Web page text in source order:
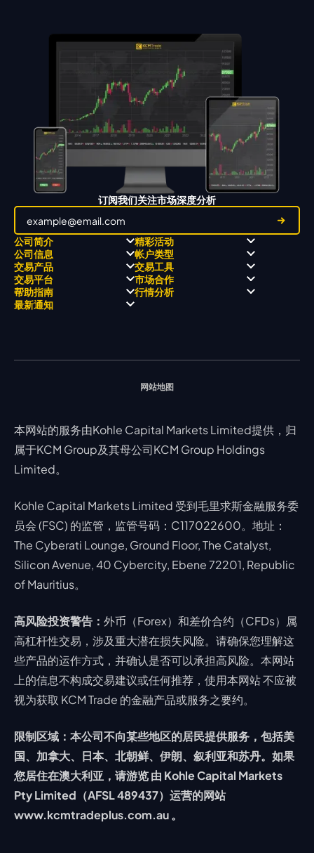
订阅我们关注市场深度分析
公司简介
关于
关于 KCM Group
三大优势
奖项和成就
精彩活动
职业高尔夫 x 飘移队
全球高尔夫锦标赛
公司信息
经营理念
公开信息与风险披露
公司新闻
视频库
帐户类型
ECN 账户
STP 账户
账户比较
交易产品
Forex
贵金属
能源
交易工具
交易平台
MetaTrader 4
MetaTrader 5
市场合作
帮助指南 行情分析
最新通知
网站地图
本网站的服务由Kohle Capital Markets Limited提供，归
属于KCM Group及其母公司KCM Group Holdings
Limited。
Kohle Capital Markets Limited 受到毛里求斯金融服务委
员会 (FSC) 的监管，监管号码：C117022600。地址：
The Cyberati Lounge, Ground Floor, The Catalyst,
Silicon Avenue, 40 Cybercity, Ebene 72201, Republic
of Mauritius。
高风险投资警告： 外币（Forex）和差价合约（CFDs）属
高杠杆性交易，涉及重大潜在损失风险。请确保您理解这
些产品的运作方式，并确认是否可以承担高风险。本网站
上的信息不构成交易建议或任何推荐，使用本网站 不应被
视为获取 KCM Trade 的金融产品或服务之要约。
限制区域：本公司不向某些地区的居民提供服务，包括美
国、加拿大、日本、北朝鲜、伊朗、叙利亚和苏丹。如果
您居住在澳大利亚，请游览 由 Kohle Capital Markets
Pty Limited（AFSL 489437）运营的网站
www.kcmtradeplus.com.au 。